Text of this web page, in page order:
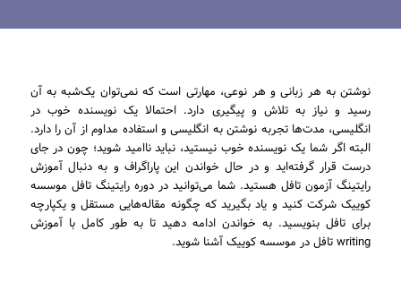
نوشتن به هر زبانی و هر نوعی، مهارتی است که نمی‌توان یک‌شبه به آن
رسید و نیاز به تلاش و پیگیری دارد. احتمالا یک نویسنده خوب در
انگلیسی، مدت‌ها تجربه نوشتن به انگلیسی و استفاده مداوم از آن را دارد.
البته اگر شما یک نویسنده خوب نیستید، نباید ناامید شوید؛ چون در جای
درست قرار گرفته‌اید و در حال خواندن این پاراگراف و به دنبال آموزش
رایتینگ آزمون تافل هستید. شما می‌توانید در دوره رایتینگ تافل موسسه
کوییک شرکت کنید و یاد بگیرید که چگونه مقاله‌هایی مستقل و یکپارچه
برای تافل بنویسید. به خواندن ادامه دهید تا به طور کامل با آموزش
writing تافل در موسسه کوییک آشنا شوید.